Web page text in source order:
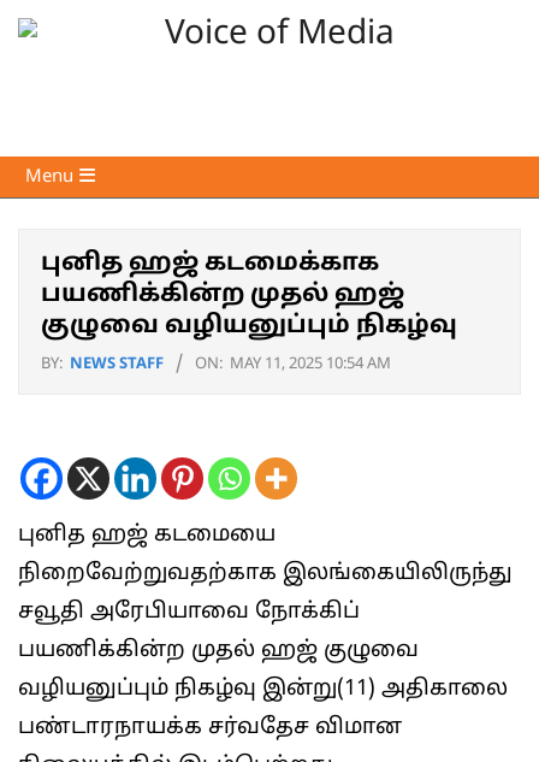
Skip
Voice
of
Primary
Navigation
Menu
புனித ஹஜ் கடமைக்காக
பயணிக்கின்ற முதல் ஹஜ்
குழுவை வழியனுப்பும் நிகழ்வு
BY: NEWS STAFF ON: MAY 11, 2025 10:54 AM
புனித ஹஜ் கடமையை
நிறைவேற்றுவதற்காக இலங்கையிலிருந்து
சவூதி அரேபியாவை நோக்கிப்
பயணிக்கின்ற முதல் ஹஜ் குழுவை
வழியனுப்பும் நிகழ்வு இன்று(11) அதிகாலை
பண்டாரநாயக்க சர்வதேச விமான